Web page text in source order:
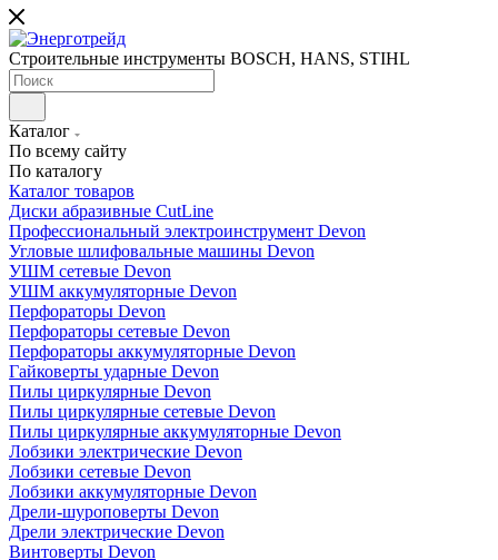
Строительные инструменты BOSCH, HANS, STIHL
Каталог
По всему сайту
По каталогу
Каталог товаров
Диски абразивные CutLine
Профессиональный электроинструмент Devon
Угловые шлифовальные машины Devon
УШМ сетевые Devon
УШМ аккумуляторные Devon
Перфораторы Devon
Перфораторы сетевые Devon
Перфораторы аккумуляторные Devon
Гайковерты ударные Devon
Пилы циркулярные Devon
Пилы циркулярные сетевые Devon
Пилы циркулярные аккумуляторные Devon
Лобзики электрические Devon
Лобзики сетевые Devon
Лобзики аккумуляторные Devon
Дрели-шуроповерты Devon
Дрели электрические Devon
Винтоверты Devon